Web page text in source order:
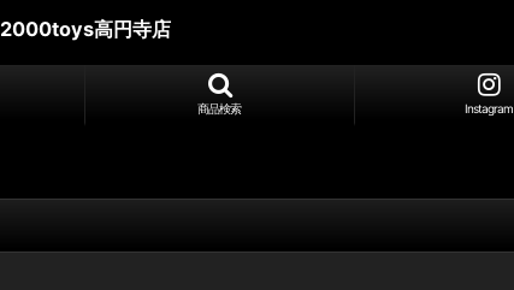
2000toys高円寺店
商品検索 Instagram